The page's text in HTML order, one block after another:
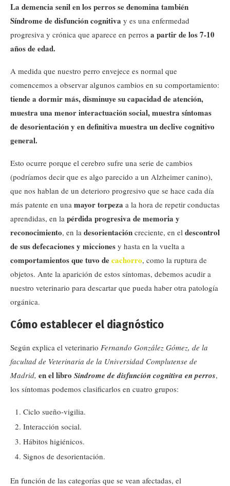
La demencia senil en los perros se denomina también
Síndrome de disfunción cognitiva y es una enfermedad
progresiva y crónica que aparece en perros a partir de los 7-10
años de edad.
A medida que nuestro perro envejece es normal que
comencemos a observar algunos cambios en su comportamiento:
tiende a dormir más, disminuye su capacidad de atención,
muestra una menor interactuación social, muestra síntomas
de desorientación y en definitiva muestra un declive cognitivo
general.
Esto ocurre porque el cerebro sufre una serie de cambios
(podríamos decir que es algo parecido a un Alzheimer canino),
que nos hablan de un deterioro progresivo que se hace cada día
más patente en una mayor torpeza a la hora de repetir conductas
aprendidas, en la pérdida progresiva de memoria y
reconocimiento, en la desorientación creciente, en el descontrol
de sus defecaciones y micciones y hasta en la vuelta a
comportamientos que tuvo decachorro, como la ruptura de
objetos. Ante la aparición de estos síntomas, debemos acudir a
nuestro veterinario para descartar que pueda haber otra patología
orgánica.
Cómo establecer el diagnóstico
Según explica el veterinario Fernando González Gómez, de la
facultad de Veterinaria de la Universidad Complutense de
Madrid, en el libro Sindrome de disfunción cognitiva en perros,
los síntomas podemos clasificarlos en cuatro grupos:
Ciclo sueño-vigilia.
Interacción social.
Hábitos higiénicos.
Signos de desorientación.
En función de las categorías que se vean afectadas, el